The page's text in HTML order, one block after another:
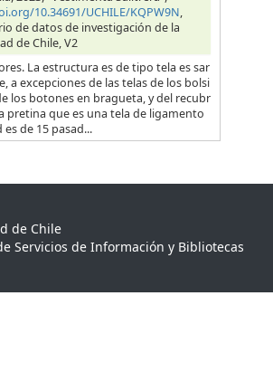
10.34691/UCHILE/KQPW9N,
de datos de investigación de la
de Chile, V2
La estructura es de tipo tela es sar
a excepciones de las telas de los bolsi
los botones en bragueta, y del recubr
pretina que es una tela de ligamento
de 15 pasad...
de Chile
Servicios de Información y Bibliotecas